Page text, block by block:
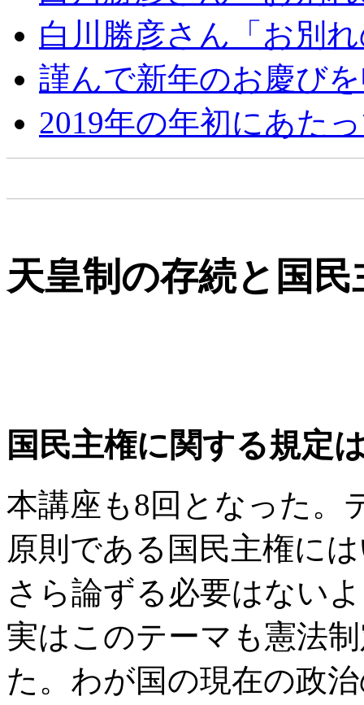
白川勝彦さん「お別
謹んで新年のお慶び
2019年の年初にあた
天皇制の存続と国
国民主権に関する規定
本講座も8回となった。
原則である国民主権に
さら論ずる必要はない
実はこのテーマも憲法
た。わが国の現在の政